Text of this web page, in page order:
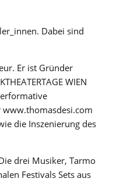
Dabei sind
Er ist Gründer
WIEN
die Inszenierung des
drei Musiker, Tarmo
Festivals Sets aus